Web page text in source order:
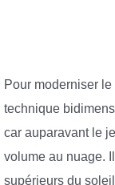
Pour moderniser
technique
car auparavant le
volume au nuage.
supérieurs du